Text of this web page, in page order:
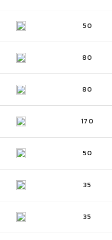
50
80
80
170
50
35
35